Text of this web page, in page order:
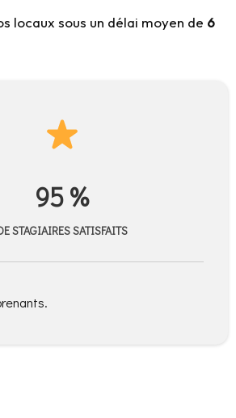
locaux sous un délai moyen de 6
95 %
STAGIAIRES SATISFAITS